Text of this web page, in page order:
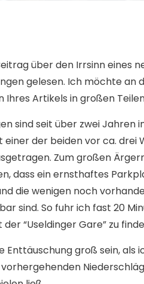
über den Irrsinn eines
gelesen. Ich möchte an
Artikels in großen
sind seit über zwei Jahren
einer der beiden vor ca. drei
Zum großen
dass ein ernsthaftes
die wenigen noch
sind. So fuhr ich fast 20
“Useldinger Gare” zu
Enttäuschung groß sein, als